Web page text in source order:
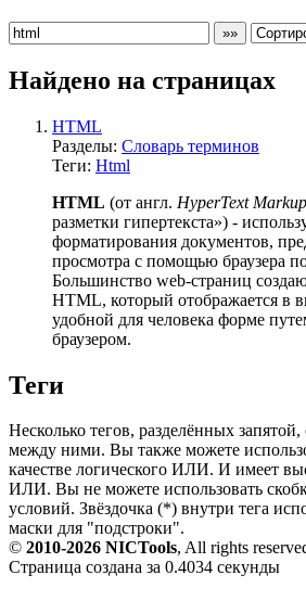
»»
Найдено на страницах
HTML
Разделы: Словарь терминов
Теги: Html
HTML (от англ. HyperText
разметки гипертекста») -
форматирования документов,
просмотра с помощью браузера
Большинство web-страниц
HTML, который отображается в
удобной для человека форме
браузером.
Теги
Несколько тегов, разделённых
между ними. Вы также можете
качестве логического ИЛИ. И имеет
ИЛИ. Вы не можете использовать
условий. Звёздочка (*) внутри тега
маски для "подстроки".
© 2010-2026 NICTools, All rights
Страница создана за 0.4034 секунды